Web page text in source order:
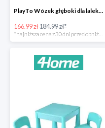
PlayTo Wózek głęboki dla lalek Viola -10%
166.99 zł184.99 zł*